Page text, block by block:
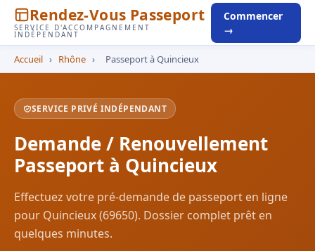
Rendez-Vous Passeport
SERVICE D'ACCOMPAGNEMENT
INDÉPENDANT
Commencer
→
Accueil › Rhône › Passeport à Quincieux
SERVICE PRIVÉ INDÉPENDANT
Demande / Renouvellement
Passeport à Quincieux
Effectuez votre pré-demande de passeport en ligne
pour Quincieux (69650). Dossier complet prêt en
quelques minutes.